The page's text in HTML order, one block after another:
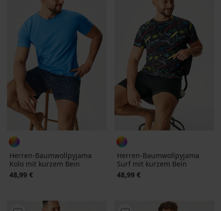
Herren-Baumwollpyjama
Kolo mit kurzem Bein
48,99 €
Herren-Baumwollpyjama
Surf mit kurzem Bein
48,99 €